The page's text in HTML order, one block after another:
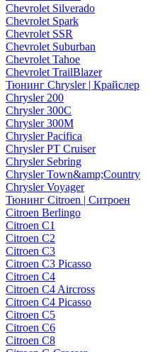
Chevrolet Silverado
Chevrolet Spark
Chevrolet SSR
Chevrolet Suburban
Chevrolet Tahoe
Chevrolet TrailBlazer
Тюнинг Chrysler | Крайслер
Chrysler 200
Chrysler 300C
Chrysler 300M
Chrysler Pacifica
Chrysler PT Cruiser
Chrysler Sebring
Chrysler Town&amp;Country
Chrysler Voyager
Тюнинг Citroen | Ситроен
Citroen Berlingo
Citroen C1
Citroen C2
Citroen C3
Citroen C3 Picasso
Citroen C4
Citroen C4 Aircross
Citroen C4 Picasso
Citroen C5
Citroen C6
Citroen C8